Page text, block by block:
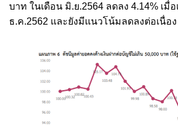
บาท ในเดือน มิ.ย.2564 ลดลง 4.14% เมื่
ธ.ค.2562 และยังมีแนวโน้มลดลงต่อเนื่อง